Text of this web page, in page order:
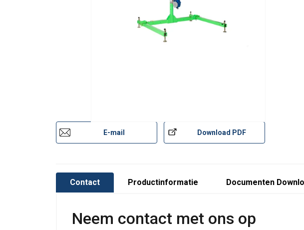
E-mail Download PDF
Contact Productinformatie Documenten
Neem contact met ons op
3M-DBI-SALA-TDS_Davit-Base_Davit-arm_8000104_105_118_119.pdf